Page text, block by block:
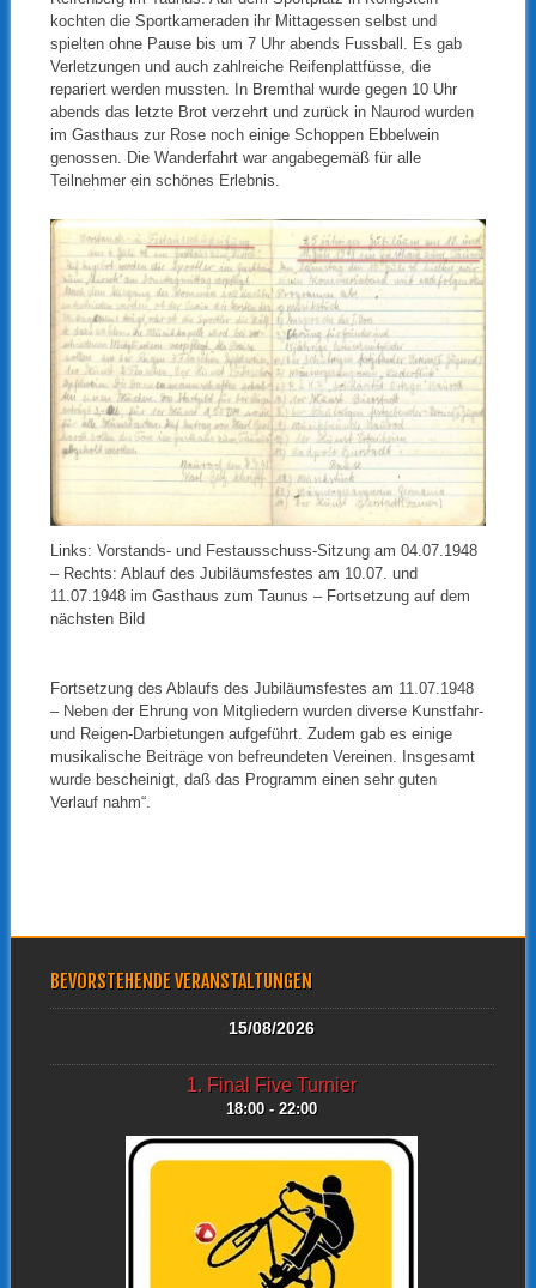
kochten die Sportkameraden ihr Mittagessen selbst und
spielten ohne Pause bis um 7 Uhr abends Fussball. Es gab
Verletzungen und auch zahlreiche Reifenplattfüsse, die
repariert werden mussten. In Bremthal wurde gegen 10 Uhr
abends das letzte Brot verzehrt und zurück in Naurod wurden
im Gasthaus zur Rose noch einige Schoppen Ebbelwein
genossen. Die Wanderfahrt war angabegemäß für alle
Teilnehmer ein schönes Erlebnis.
Links: Vorstands- und Festausschuss-Sitzung am 04.07.1948
– Rechts: Ablauf des Jubiläumsfestes am 10.07. und
11.07.1948 im Gasthaus zum Taunus – Fortsetzung auf dem
nächsten Bild
Fortsetzung des Ablaufs des Jubiläumsfestes am 11.07.1948
– Neben der Ehrung von Mitgliedern wurden diverse Kunstfahr-
und Reigen-Darbietungen aufgeführt. Zudem gab es einige
musikalische Beiträge von befreundeten Vereinen. Insgesamt
wurde bescheinigt, daß das Programm einen sehr guten
Verlauf nahm“.
BEVORSTEHENDE VERANSTALTUNGEN
15/08/2026
1. Final Five Turnier
18:00 - 22:00